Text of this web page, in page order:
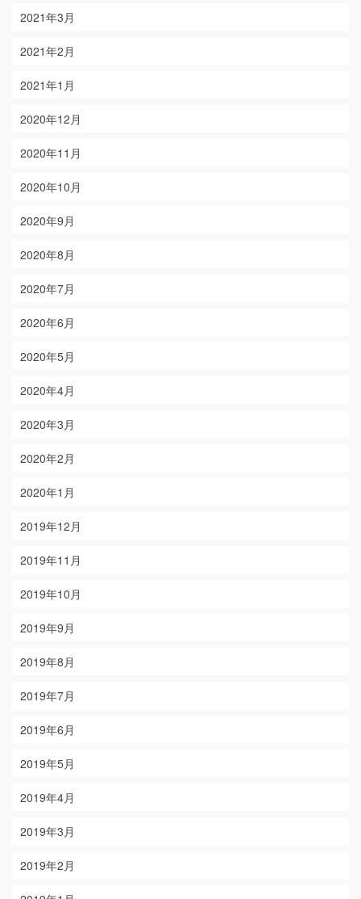
2021年3月
2021年2月
2021年1月
2020年12月
2020年11月
2020年10月
2020年9月
2020年8月
2020年7月
2020年6月
2020年5月
2020年4月
2020年3月
2020年2月
2020年1月
2019年12月
2019年11月
2019年10月
2019年9月
2019年8月
2019年7月
2019年6月
2019年5月
2019年4月
2019年3月
2019年2月